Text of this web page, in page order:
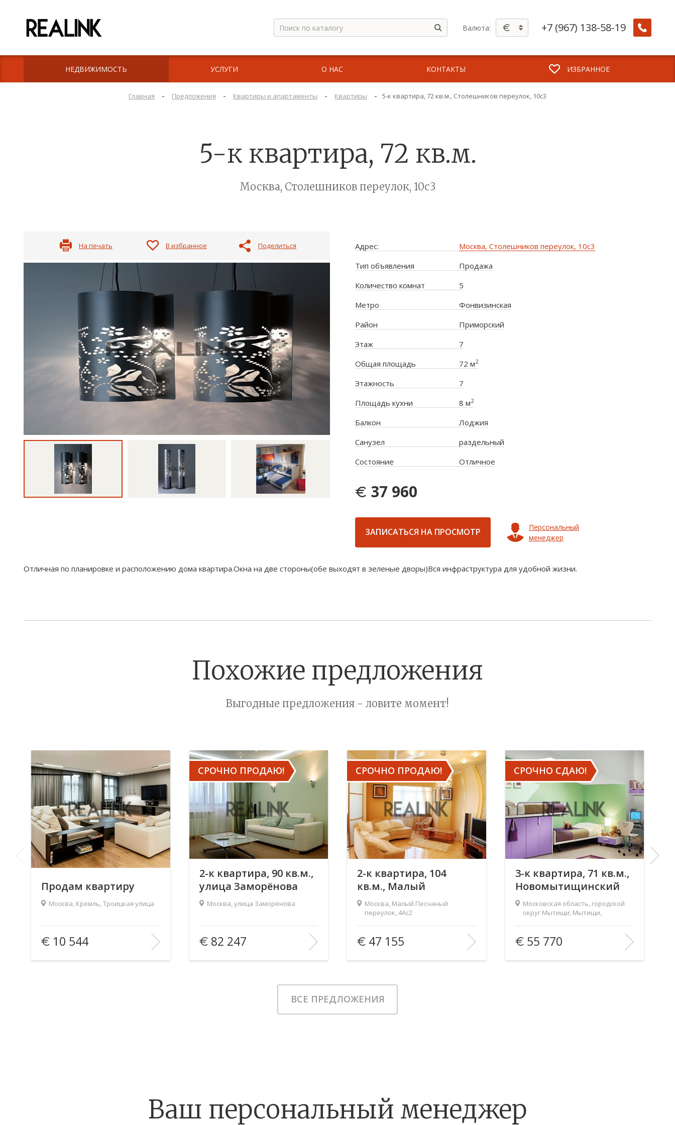
Валюта: +7 (967) 138-58-19
НЕДВИЖИМОСТЬ УСЛУГИ О НАС КОНТАКТЫ ИЗБРАННОЕ
Главная - Предложения - Квартиры и апартаменты - Квартиры - 5-к квартира, 72 кв.м., Столешников переулок, 10с3
5-к квартира, 72 кв.м.
Москва, Столешников переулок, 10с3
На печать В избранное Поделиться Адрес:
Москва, Столешников переулок, 10с3
Тип объявления
Продажа
Количество комнат
5
Метро
Фонвизинская
Район
Приморский
Этаж
7
Общая площадь
72 м2
Этажность
7
Площадь кухни
8 м2
Балкон
Лоджия
Санузел
раздельный
Состояние
Отличное
37 960
ЗАПИСАТЬСЯ НА ПРОСМОТР
Персональный
менеджер
Отличная по планировке и расположению дома квартира.Окна на две стороны(обе выходят в зеленые дворы)Вся инфраструктура для удобной жизни.
Похожие предложения
Выгодные предложения - ловите момент!
Продам квартиру
Москва, Кремль, Троицкая улица
Площадь (общ/жил/кух), м2: 55/33/13
Количество комнат:
1
Этаж:
5/5
10 544
СРОЧНО ПРОДАЮ!
2-к квартира, 90 кв.м.,
улица Заморёнова
Москва, улица Заморёнова
Площадь (общ/жил/кух), м2:
90/—/—
Количество комнат:
2
Этаж:
5/—
82 247
СРОЧНО ПРОДАЮ!
2-к квартира, 104
кв.м., Малый
Песчаный переулок,
4Ас2
Москва, Малый Песчаный
переулок, 4Ас2
Площадь (общ/жил/кух), м2:104/—/16
Количество комнат:
2
Этаж:
9/9
47 155
СРОЧНО СДАЮ!
3-к квартира, 71 кв.м.,
Новомытищинский
проспект
Московская область, городской
округ Мытищи, Мытищи,
Площадь (общ/жил/кух), м2: 71/60/11
Количество комнат:
3
Этаж:
5/16
55 770
ВСЕ ПРЕДЛОЖЕНИЯ
Ваш персональный менеджер